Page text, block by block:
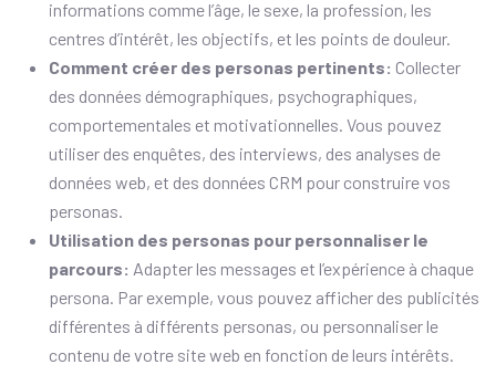
informations comme l’âge, le sexe, la profession, les
centres d’intérêt, les objectifs, et les points de douleur.
Comment créer des personas pertinents: Collecter
des données démographiques, psychographiques,
comportementales et motivationnelles. Vous pouvez
utiliser des enquêtes, des interviews, des analyses de
données web, et des données CRM pour construire vos
personas.
Utilisation des personas pour personnaliser le
parcours: Adapter les messages et l’expérience à chaque
persona. Par exemple, vous pouvez afficher des publicités
différentes à différents personas, ou personnaliser le
contenu de votre site web en fonction de leurs intérêts.